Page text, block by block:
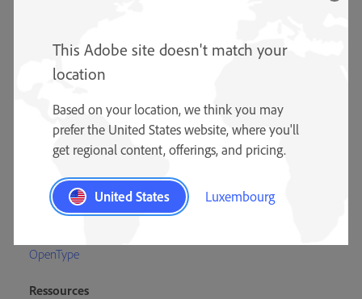
Formation
Typographes Adobe
Équipe Adobe en charge des polices
Spécimens de polices
Documents de référence sur la typographie
OpenType
Ressources
This Adobe site doesn't match your
location
Based on your location, we think you may
prefer the United States website, where you'll
get regional content, offerings, and pricing.
United States Luxembourg